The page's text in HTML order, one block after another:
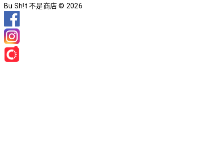
Bu Sh!t 不是商店 © 2026